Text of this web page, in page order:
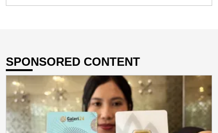
SPONSORED CONTENT